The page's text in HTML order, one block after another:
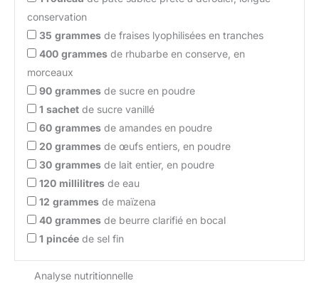
conservation
35 grammes de fraises lyophilisées en tranches
400 grammes de rhubarbe en conserve, en
morceaux
90 grammes de sucre en poudre
1 sachet de sucre vanillé
60 grammes de amandes en poudre
20 grammes de œufs entiers, en poudre
30 grammes de lait entier, en poudre
120 millilitres de eau
12 grammes de maïzena
40 grammes de beurre clarifié en bocal
1 pincée de sel fin
Analyse nutritionnelle